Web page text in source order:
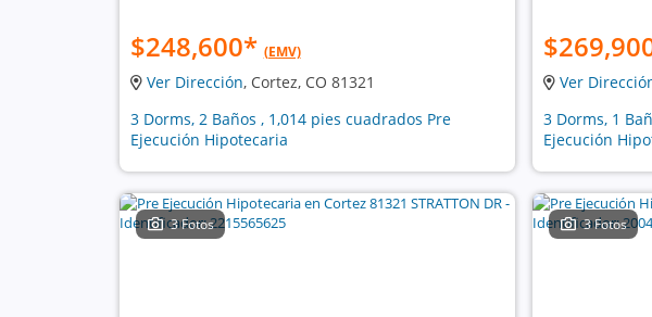
$248,600* (EMV)
Ver Dirección, Cortez, CO 81321
3 Dorms, 2 Baños , 1,014 pies cuadrados Pre
Ejecución Hipotecaria
Ver
3 Dorms, 1
Ejecución
3 Fotos 3 Fotos